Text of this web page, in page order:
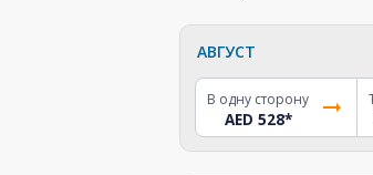
АВГУСТ
В одну сторону
AED 528*